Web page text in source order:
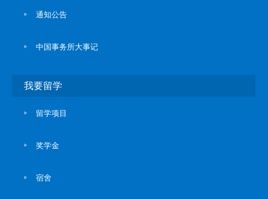
通知公告
中国事务所大事记
我要留学
留学项目
奖学金
宿舍